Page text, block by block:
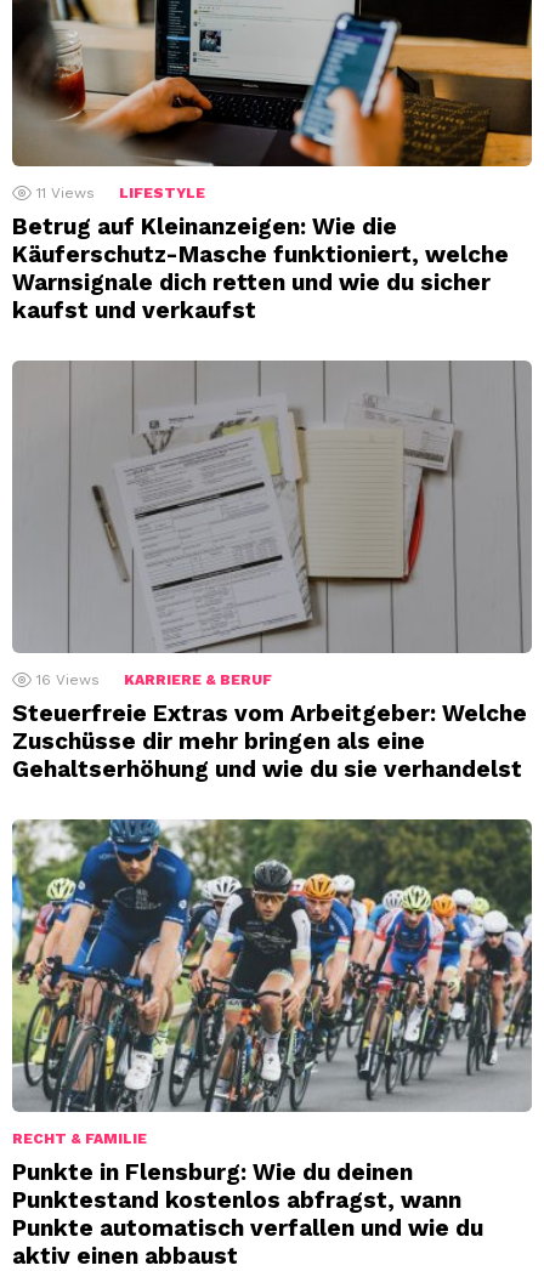
11 Views LIFESTYLE
Betrug auf Kleinanzeigen: Wie die
Käuferschutz-Masche funktioniert, welche
Warnsignale dich retten und wie du sicher
kaufst und verkaufst
16 Views KARRIERE & BERUF
Steuerfreie Extras vom Arbeitgeber: Welche
Zuschüsse dir mehr bringen als eine
Gehaltserhöhung und wie du sie verhandelst
RECHT & FAMILIE
Punkte in Flensburg: Wie du deinen
Punktestand kostenlos abfragst, wann
Punkte automatisch verfallen und wie du
aktiv einen abbaust